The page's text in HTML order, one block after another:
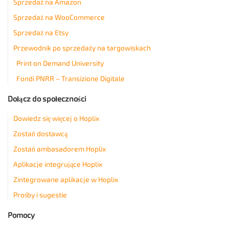
Sprzedaż na Amazon
Sprzedaż na WooCommerce
Sprzedaż na Etsy
Przewodnik po sprzedaży na targowiskach
Print on Demand University
Fondi PNRR – Transizione Digitale
Dołącz do społeczności
Dowiedz się więcej o Hoplix
Zostań dostawcą
Zostań ambasadorem Hoplix
Aplikacje integrujące Hoplix
Zintegrowane aplikacje w Hoplix
Prośby i sugestie
Pomocy